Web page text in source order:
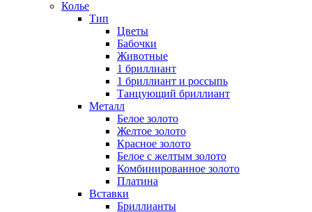
Колье
Тип
Цветы
Бабочки
Животные
1 бриллиант
1 бриллиант и россыпь
Танцующий бриллиант
Металл
Белое золото
Желтое золото
Красное золото
Белое с желтым золото
Комбинированное золото
Платина
Вставки
Бриллианты